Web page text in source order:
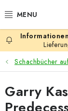
Inhalt
AKTION
SCHACHSPIELE
SCHACHFIGUREN
Schachbücher
Garry